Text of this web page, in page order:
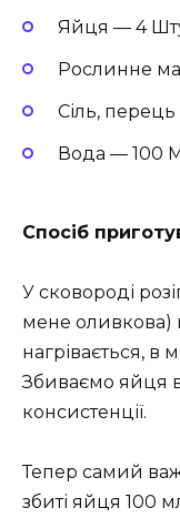
Яйця — 4
Рослинне
Сіль,
Вода — 100
Спосіб
У сковороді
мене оливкова)
нагрівається, в
Збиваємо яйця
консистенції.
Тепер самий
збиті яйця 100